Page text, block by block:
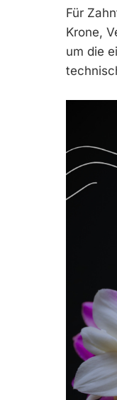
Für
Krone,
um die